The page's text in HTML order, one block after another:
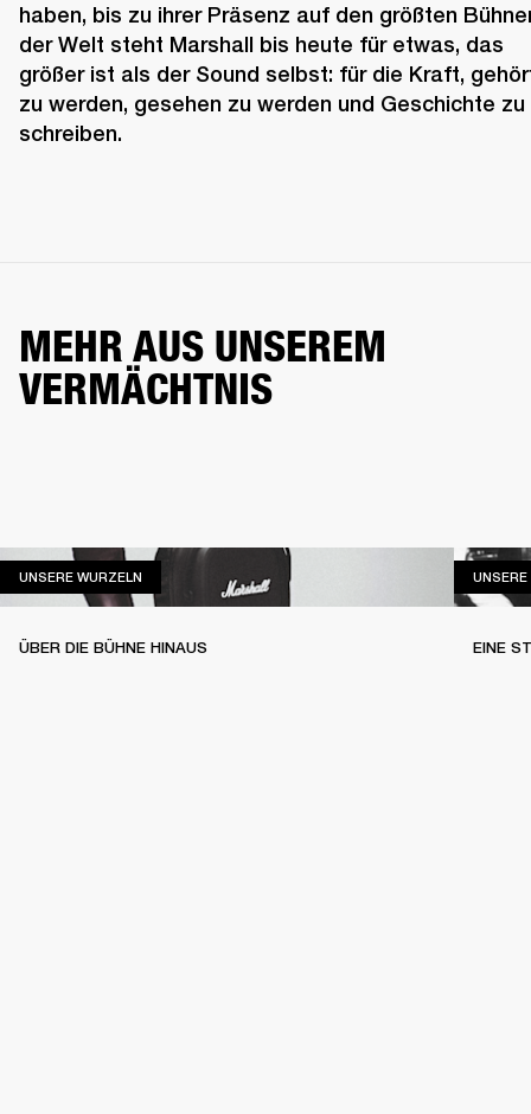
haben, bis zu ihrer Präsenz auf den größten
der Welt steht Marshall bis heute für etwas, das
größer ist als der Sound selbst: für die Kraft,
zu werden, gesehen zu werden und Geschichte zu
schreiben.
MEHR AUS UNSEREM
VERMÄCHTNIS
UNSERE WURZELN UNSERE WURZELN
ÜBER DIE BÜHNE HINAUS
UNSERE
EINE